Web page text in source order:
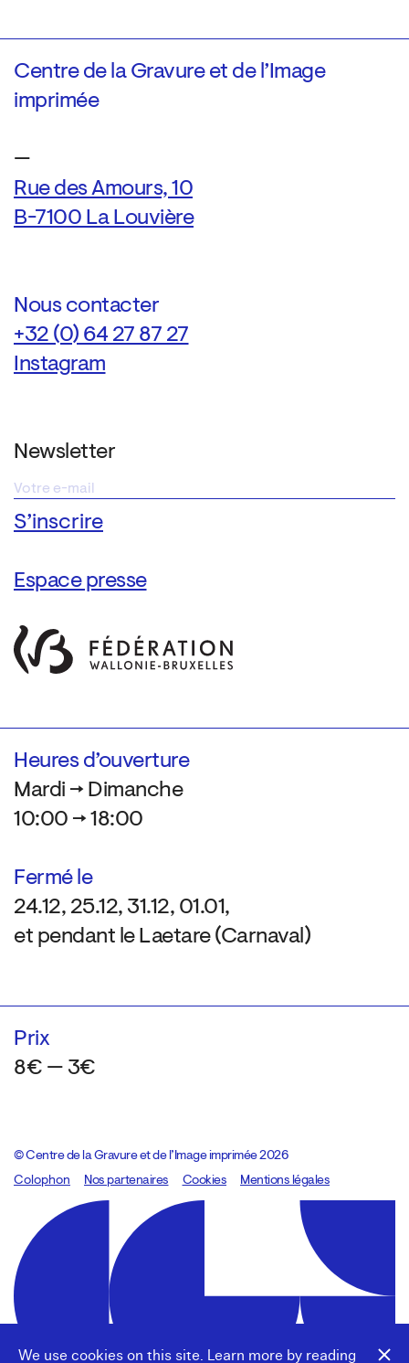
We use cookies on this site. Learn more by reading
Centre de la Gravure et de l’Image
imprimée
—
Rue des Amours, 10
B-7100 La Louvière
Nous contacter
+32 (0) 64 27 87 27
Instagram
Newsletter
Espace presse
Heures d’ouverture
Mardi → Dimanche
10:00 → 18:00
Fermé le
24.12, 25.12, 31.12, 01.01,
et pendant le Laetare (Carnaval)
Prix
8€ — 3€
© Centre de la Gravure et de l’Image imprimée 2026
Colophon
Design:Marcel Kaczmarek, code:8080.studio
Nos partenaires Cookies Mentions légales